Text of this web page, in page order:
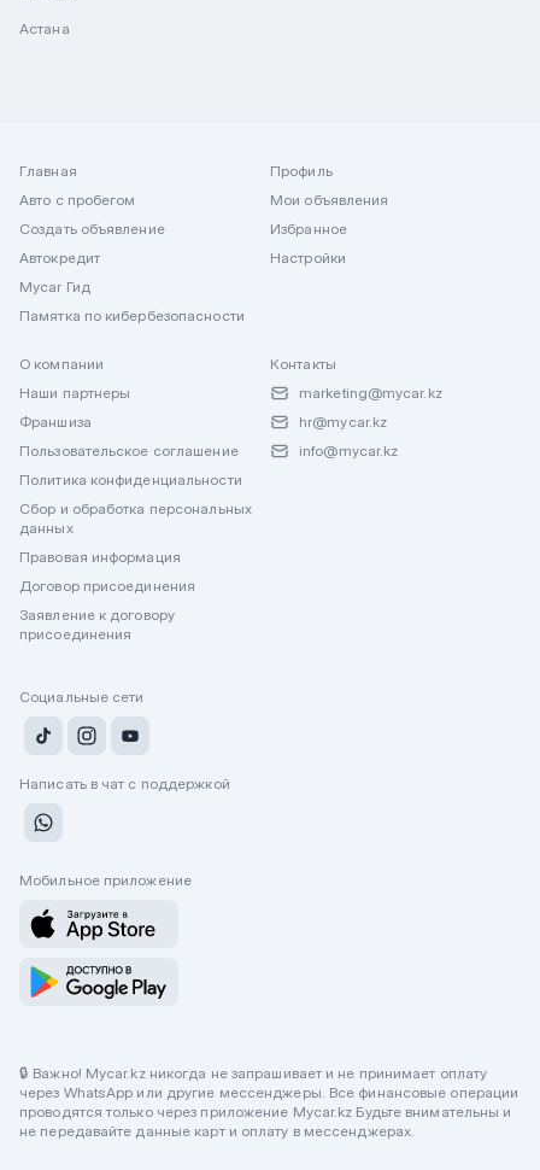
Астана
Главная
Авто с пробегом
Создать объявление
Автокредит
Mycar Гид
Памятка по кибербезопасности
Профиль
Мои объявления
Избранное
Настройки
О компании
Наши партнеры
Франшиза
Пользовательское соглашение
Политика конфиденциальности
Сбор и обработка персональных
данных
Правовая информация
Договор присоединения
Заявление к договору
присоединения
Контакты
marketing@mycar.kz
hr@mycar.kz
info@mycar.kz
Социальные сети
Написать в чат с поддержкой
Мобильное приложение
🔒 Важно! Mycar.kz никогда не запрашивает и не принимает оплату
через WhatsApp или другие мессенджеры. Все финансовые операции
проводятся только через приложение Mycar.kz Будьте внимательны и
не передавайте данные карт и оплату в мессенджерах.